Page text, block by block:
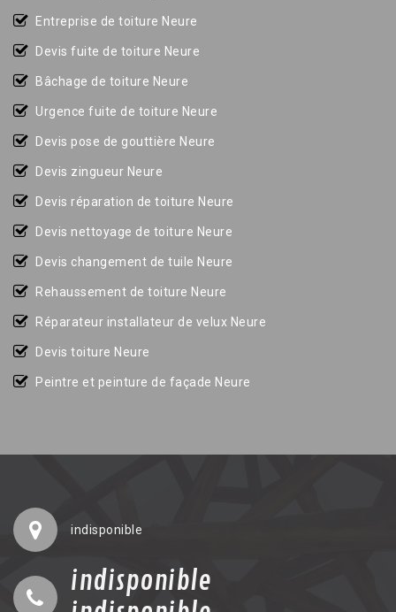
Entreprise de toiture Neure
Devis fuite de toiture Neure
Bâchage de toiture Neure
Urgence fuite de toiture Neure
Devis pose de gouttière Neure
Devis zingueur Neure
Devis réparation de toiture Neure
Devis nettoyage de toiture Neure
Devis changement de tuile Neure
Rehaussement de toiture Neure
Réparateur installateur de velux Neure
Devis toiture Neure
Peintre et peinture de façade Neure
indisponible
indisponible